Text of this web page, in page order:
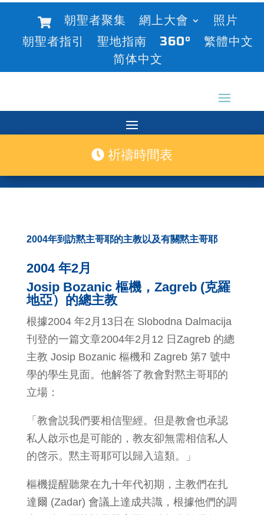
朝聖者聚集 網上大會
照片
朝聖者指引
聖地指南 360°
繁體中文
简体中文
祈禱時間表
2004年到訪黙主哥耶的主教以及有關黙主哥耶
2004 年2月
Josip Bozanic 樞機，Zagreb (克羅
地亞）的總主教
根據2004 年2月13日在 Slobodna Dalmacija
刊登的一篇文章2004年2月12 日Zagreb 的總
主教 Josip Bozanic 樞機和 Zagreb 第7 號中
學的學生見面。他解答了教會對黙主哥耶的
立場：
「教會説我們要相信聖經。但是教會也承認
私人啟示也是可能的，教友卻無需相信私人
的啓示。黙主哥耶可以歸入這類。」
樞機提醒聽衆在九十年代初期，主教們在扎
達爾 (Zadar) 會議上達成共識，根據他們的調